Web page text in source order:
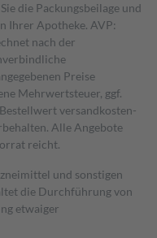
die Packungsbeilage und
Ihrer Apotheke. AVP:
nach der
Preise
Mehrwertsteuer, ggf.
versand­kosten­
Alle Angebote
reicht.
und sonstigen
die Durchführung von
etwaiger